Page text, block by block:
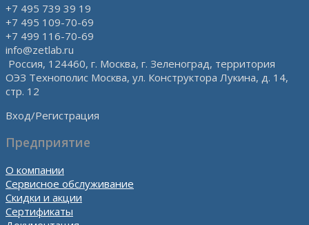
+7 495 739 39 19
+7 495 109-70-69
+7 499 116-70-69
info@zetlab.ru
Россия, 124460, г. Москва, г. Зеленоград, территория
ОЭЗ Технополис Москва, ул. Конструктора Лукина, д. 14,
стр. 12
Вход/Регистрация
Предприятие
О компании
Сервисное обслуживание
Скидки и акции
Сертификаты